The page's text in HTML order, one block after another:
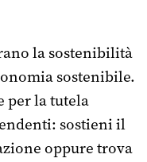
la sostenibilità
sostenibile.
per la tutela
sostieni il
oppure trova